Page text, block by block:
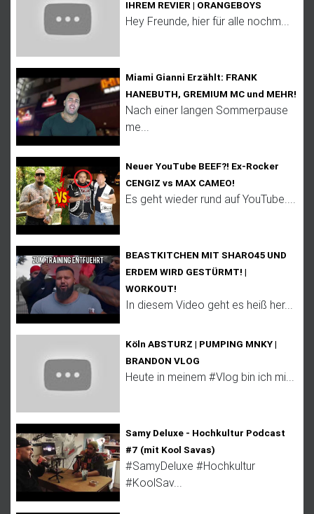
IHREM REVIER | ORANGEBOYS
Hey Freunde, hier für alle nochm...
Miami Gianni Erzählt: FRANK
HANEBUTH, GREMIUM MC und MEHR!
Nach einer langen Sommerpause
me...
Neuer YouTube BEEF?! Ex-Rocker
CENGIZ vs MAX CAMEO!
Es geht wieder rund auf YouTube....
BEASTKITCHEN MIT SHARO45 UND
ERDEM WIRD GESTÜRMT! |
WORKOUT!
In diesem Video geht es heiß her...
Köln ABSTURZ | PUMPING MNKY |
BRANDON VLOG
Heute in meinem #Vlog bin ich mi...
Samy Deluxe - Hochkultur Podcast
#7 (mit Kool Savas)
#SamyDeluxe #Hochkultur
#KoolSav...